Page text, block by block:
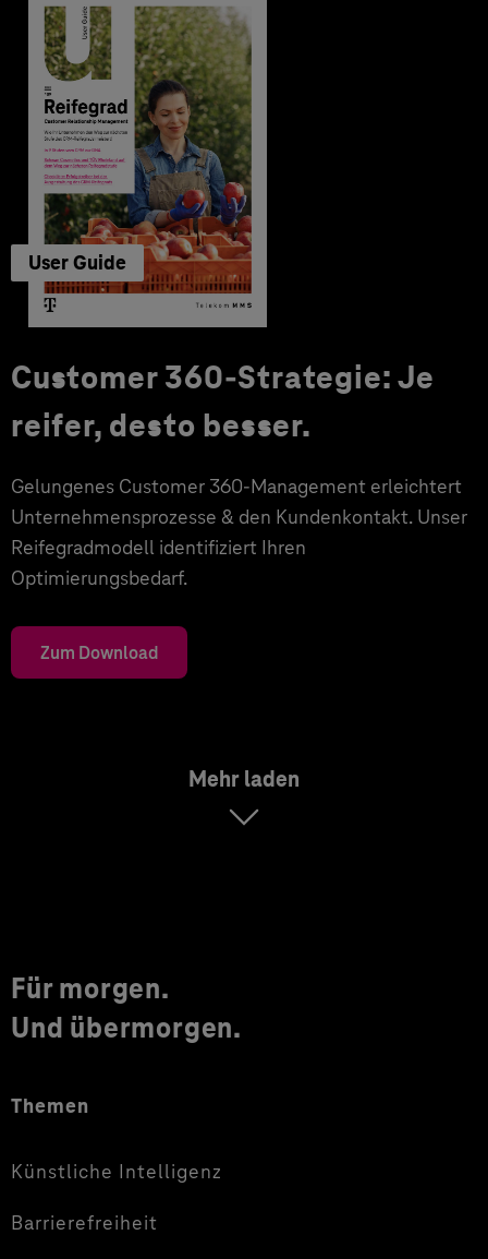
User Guide
Customer 360-Strategie: Je
reifer, desto besser.
Gelungenes Customer 360-Management erleichtert
Unternehmensprozesse & den Kundenkontakt. Unser
Reifegradmodell identifiziert Ihren
Optimierungsbedarf.
Zum Download
Mehr laden
Für morgen.
Und übermorgen.
Themen
Künstliche Intelligenz
Barrierefreiheit